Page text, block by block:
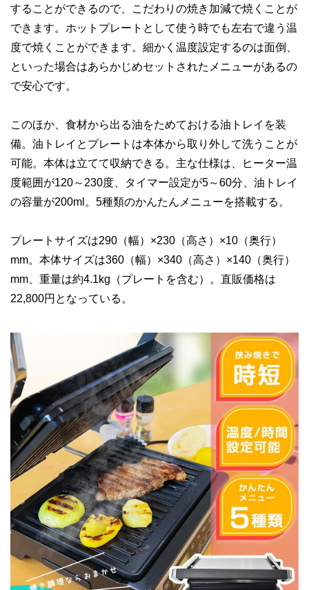
することができるので、こだわりの焼き加減で焼くことが
できます。ホットプレートとして使う時でも左右で違う温
度で焼くことができます。細かく温度設定するのは面倒、
といった場合はあらかじめセットされたメニューがあるの
で安心です。
このほか、食材から出る油をためておける油トレイを装
備。油トレイとプレートは本体から取り外して洗うことが
可能。本体は立てて収納できる。主な仕様は、ヒーター温
度範囲が120～230度、タイマー設定が5～60分、油トレイ
の容量が200ml。5種類のかんたんメニューを搭載する。
プレートサイズは290（幅）×230（高さ）×10（奥行）
mm。本体サイズは360（幅）×340（高さ）×140（奥行）
mm、重量は約4.1kg（プレートを含む）。直販価格は
22,800円となっている。